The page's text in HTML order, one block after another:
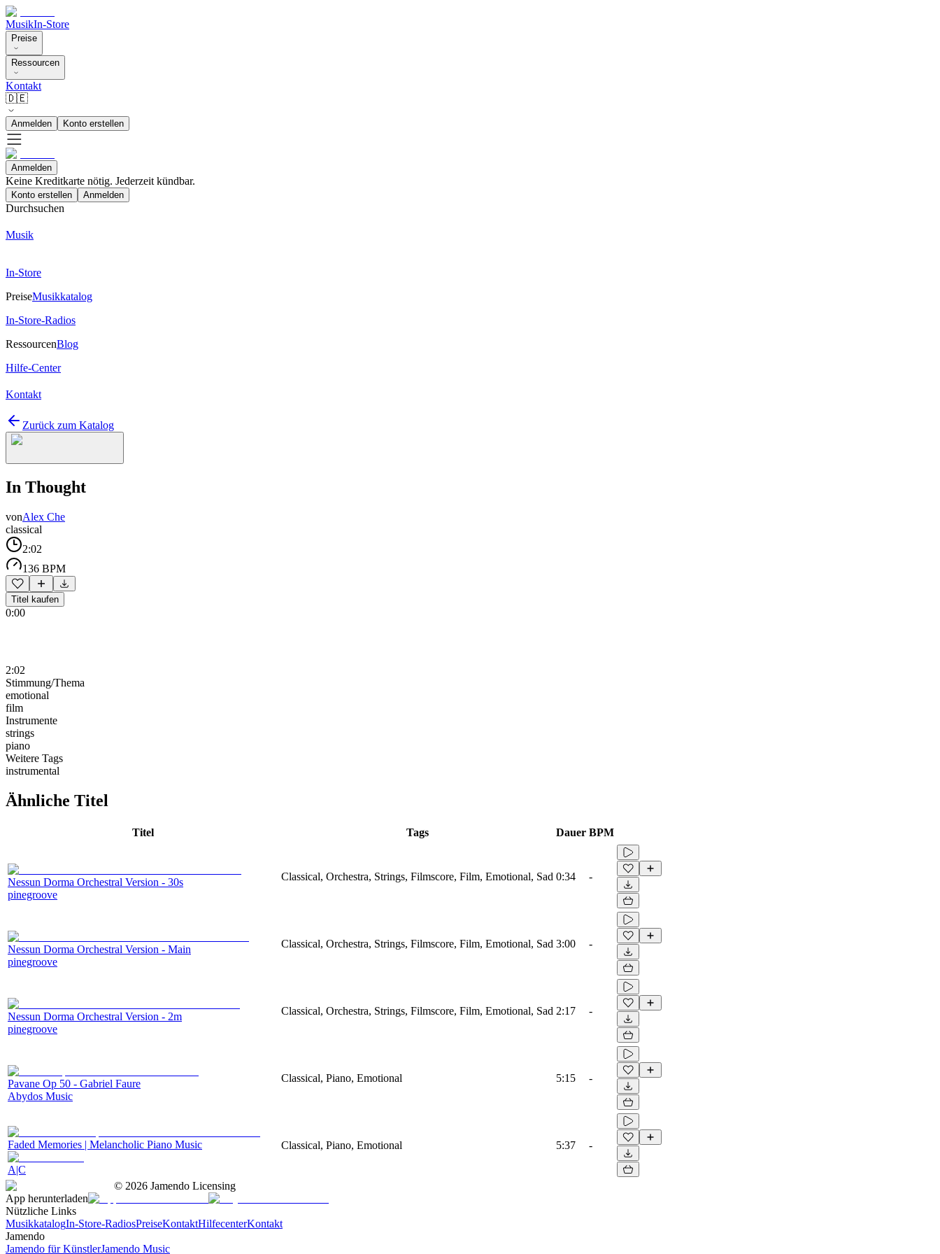
MusikIn-Store
Preise
Ressourcen
Kontakt
🇩🇪
Anmelden Konto erstellen
Anmelden
Keine Kreditkarte nötig. Jederzeit kündbar.
Konto erstellen Anmelden
Durchsuchen
Musik
In-Store
PreiseMusikkatalog
In-Store-Radios
RessourcenBlog
Hilfe-Center
Kontakt
Zurück zum Katalog
In Thought
vonAlex Che
classical
2:02
136 BPM
Titel kaufen
0:00
2:02
Stimmung/Thema
emotional
film
Instrumente
strings
piano
Weitere Tags
instrumental
Ähnliche Titel
Titel Tags Dauer BPM
Nessun Dorma Orchestral Version - 30s
pinegroove
Classical, Orchestra, Strings, Filmscore, Film, Emotional, Sad 0:34 -
Nessun Dorma Orchestral Version - Main
pinegroove
Classical, Orchestra, Strings, Filmscore, Film, Emotional, Sad 3:00 -
Nessun Dorma Orchestral Version - 2m
pinegroove
Classical, Orchestra, Strings, Filmscore, Film, Emotional, Sad 2:17 -
Pavane Op 50 - Gabriel Faure
Abydos Music
Classical, Piano, Emotional 5:15 -
Faded Memories | Melancholic Piano Music
A|C
Classical, Piano, Emotional 5:37 -
© 2026 Jamendo Licensing
App herunterladen
Nützliche Links
MusikkatalogIn-Store-RadiosPreiseKontaktHilfecenterKontakt
Jamendo
Jamendo für KünstlerJamendo Music